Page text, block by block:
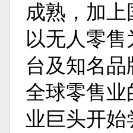
成熟，加
以无人零
台及知名
全球零售业
业巨头开